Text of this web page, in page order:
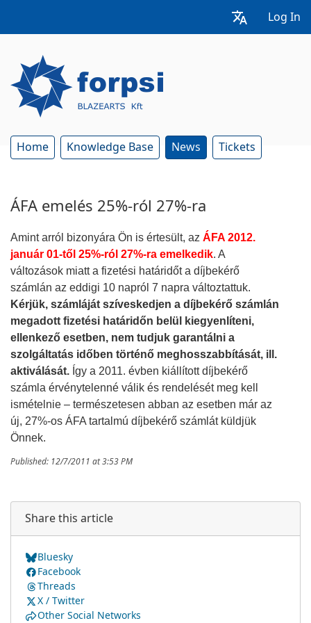
Log In
Home Knowledge Base News Tickets
ÁFA emelés 25%-ról 27%-ra
Amint arról bizonyára Ön is értesült, az ÁFA 2012.
január 01-től 25%-ról 27%-ra emelkedik. A
változások miatt a fizetési határidőt a díjbekérő
számlán az eddigi 10 napról 7 napra változtattuk.
Kérjük, számláját szíveskedjen a díjbekérő számlán
megadott fizetési határidőn belül kiegyenlíteni,
ellenkező esetben, nem tudjuk garantálni a
szolgáltatás időben történő meghosszabbítását, ill.
aktiválását. Így a 2011. évben kiállított díjbekérő
számla érvénytelenné válik és rendelését meg kell
ismételnie – természetesen abban az esetben már az
új, 27%-os ÁFA tartalmú díjbekérő számlát küldjük
Önnek.
Published: 12/7/2011 at 3:53 PM
Share this article
Bluesky
Facebook
Threads
X / Twitter
Other Social Networks